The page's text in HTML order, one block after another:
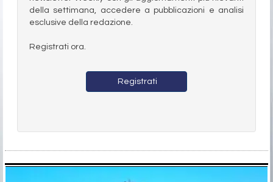
della settimana, accedere a pubblicazioni e analisi
esclusive della redazione.
Registrati ora.
Registrati